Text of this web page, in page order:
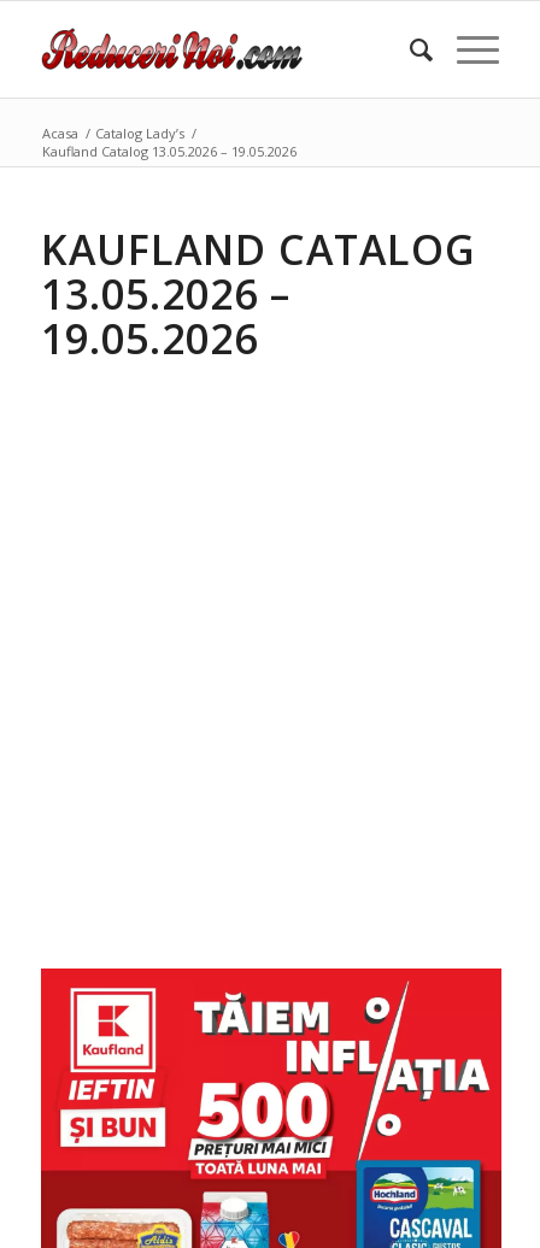
Acasa / Catalog Lady’s /
Kaufland Catalog 13.05.2026 – 19.05.2026
KAUFLAND CATALOG
13.05.2026 –
19.05.2026